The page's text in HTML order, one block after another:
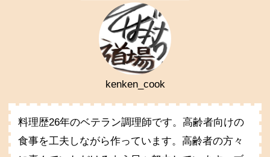
kenken_cook
料理歴26年のベテラン調理師です。高齢者向けの
食事を工夫しながら作っています。高齢者の方々